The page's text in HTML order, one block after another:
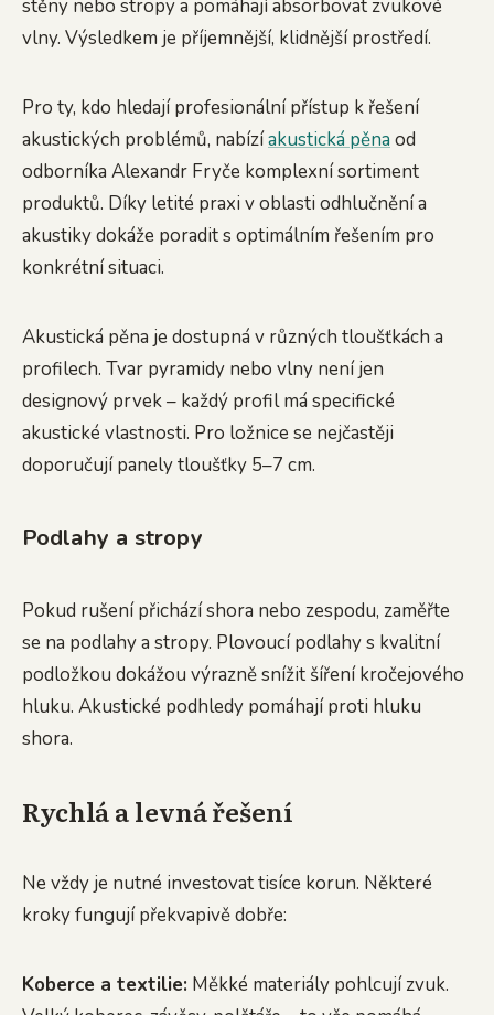
stěny nebo stropy a pomáhají absorbovat zvukové
vlny. Výsledkem je příjemnější, klidnější prostředí.
Pro ty, kdo hledají profesionální přístup k řešení
akustických problémů, nabízíakustická pěna od
odborníka Alexandr Fryče komplexní sortiment
produktů. Díky letité praxi v oblasti odhlučnění a
akustiky dokáže poradit s optimálním řešením pro
konkrétní situaci.
Akustická pěna je dostupná v různých tloušťkách a
profilech. Tvar pyramidy nebo vlny není jen
designový prvek – každý profil má specifické
akustické vlastnosti. Pro ložnice se nejčastěji
doporučují panely tloušťky 5–7 cm.
Podlahy a stropy
Pokud rušení přichází shora nebo zespodu, zaměřte
se na podlahy a stropy. Plovoucí podlahy s kvalitní
podložkou dokážou výrazně snížit šíření kročejového
hluku. Akustické podhledy pomáhají proti hluku
shora.
Rychlá a levná řešení
Ne vždy je nutné investovat tisíce korun. Některé
kroky fungují překvapivě dobře:
Koberce a textilie: Měkké materiály pohlcují zvuk.